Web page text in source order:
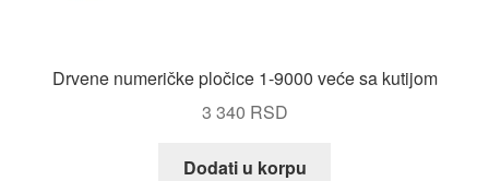
Drvene numeričke pločice 1-9000 veće sa kutijom
3 340 RSD
Dodati u korpu